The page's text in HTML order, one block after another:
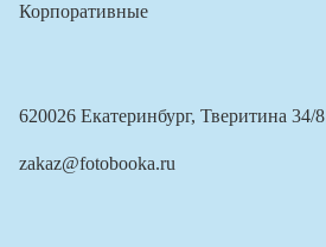
Корпоративные
620026 Екатеринбург, Тверитина 34/8
zakaz@fotobooka.ru